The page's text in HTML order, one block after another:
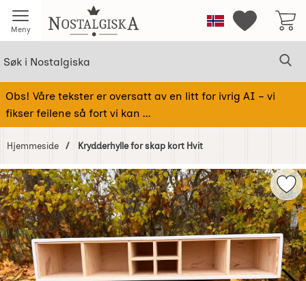
Meny Startsiden for NostalgiskaNorge Mine
Obs! Våre tekster er oversatt av en litt for ivrig AI – vi
fikser feilene så fort vi kan ...
Hjemmeside Krydderhylle for skap kort Hvit
Hoppe
over
Bilder